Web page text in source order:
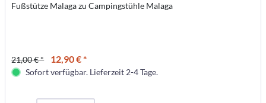
Fußstütze Malaga zu Campingstühle Malaga
21,00 € * 12,90 € *
Sofort verfügbar. Lieferzeit 2-4 Tage.